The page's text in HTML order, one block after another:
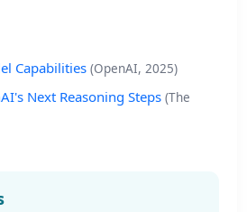
Capabilities (OpenAI, 2025)
Next Reasoning Steps (The